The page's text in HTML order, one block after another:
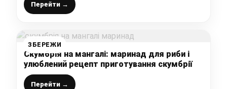
Перейти →
ЗБЕРЕЖИ
Скумбрія на мангалі: маринад для риби і
улюблений рецепт приготування скумбрії
Перейти →